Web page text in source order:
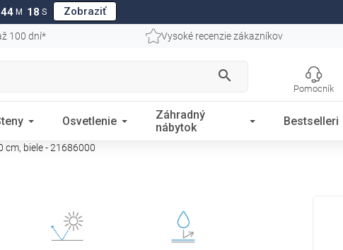
44 M 17 S Zobraziť
100 dní* Vysoké recenzie zákazníkov
search
Pomocník
Osvetlenie
Záhradný
nábytok
Bestselleri
cm, biele - 21686000